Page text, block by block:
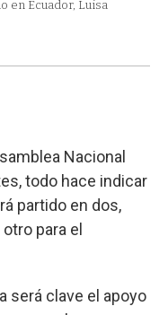
en Ecuador, Luisa
Nacional
todo hace indicar
partido en dos,
para el
será clave el apoyo